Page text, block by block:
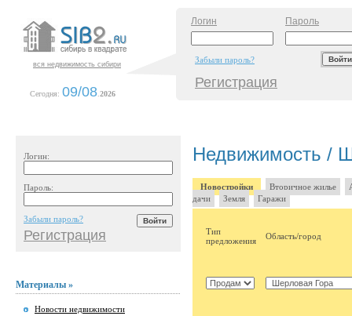
вся недвижимость сибири
Сегодня: 09/08 2026
Логин Пароль
Забыли пароль?
Регистрация
Логин:
Пароль:
Забыли пароль?
Регистрация
Материалы »
Новости недвижимости
Недвижимость /
Новостройки Вторичное жилье
дачи
Земля Гаражи
Тип
предложения
Область/город